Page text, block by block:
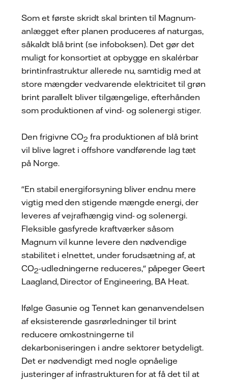
Som et første skridt skal brinten til Magnum-
anlægget efter planen produceres af naturgas,
såkaldt blå brint (se infoboksen). Det gør det
muligt for konsortiet at opbygge en skalérbar
brintinfrastruktur allerede nu, samtidig med at
store mængder vedvarende elektricitet til grøn
brint parallelt bliver tilgængelige, efterhånden
som produktionen af vind- og solenergi stiger.
Den frigivne CO2 fra produktionen af blå brint
vil blive lagret i offshore vandførende lag tæt
på Norge.
"En stabil energiforsyning bliver endnu mere
vigtig med den stigende mængde energi, der
leveres af vejrafhængig vind- og solenergi.
Fleksible gasfyrede kraftværker såsom
Magnum vil kunne levere den nødvendige
stabilitet i elnettet, under forudsætning af, at
CO2-udledningerne reduceres," påpeger Geert
Laagland, Director of Engineering, BA Heat.
Ifølge Gasunie og Tennet kan genanvendelsen
af eksisterende gasrørledninger til brint
reducere omkostningerne til
dekarboniseringen i andre sektorer betydeligt.
Det er nødvendigt med nogle opnåelige
justeringer af infrastrukturen for at få det til at